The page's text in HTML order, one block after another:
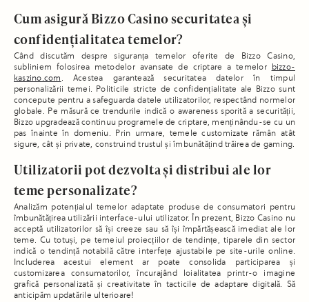
Cum asigură Bizzo Casino securitatea și
confidențialitatea temelor?
Când discutăm despre siguranța temelor oferite de Bizzo Casino,
subliniem folosirea metodelor avansate de criptare a temelor bizzo-
kaszino.com . Acestea garantează securitatea datelor în timpul
personalizării temei. Politicile stricte de confidențialitate ale Bizzo sunt
concepute pentru a safeguarda datele utilizatorilor, respectând normelor
globale. Pe măsură ce trendurile indică o awareness sporită a securității,
Bizzo upgradează continuu programele de criptare, menținându-se cu un
pas înainte în domeniu. Prin urmare, temele customizate rămân atât
sigure, cât și private, construind trustul și îmbunătățind trăirea de gaming.
Utilizatorii pot dezvolta și distribui ale lor
teme personalizate?
Analizăm potențialul temelor adaptate produse de consumatori pentru
îmbunătățirea utilizării interface-ului utilizator. În prezent, Bizzo Casino nu
acceptă utilizatorilor să își creeze sau să își împărtășească imediat ale lor
teme. Cu totuși, pe temeiul proiecțiilor de tendințe, tiparele din sector
indică o tendință notabilă către interfețe ajustabile pe site-urile online.
Includerea acestui element ar poate consolida participarea și
customizarea consumatorilor, încurajând loialitatea printr-o imagine
grafică personalizată și creativitate în tacticile de adaptare digitală. Să
anticipăm updatările ulterioare!